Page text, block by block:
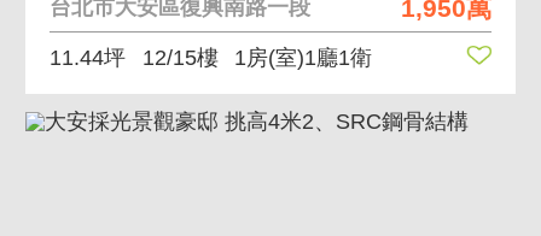
1,950萬
台北市大安區復興南路一段
11.44坪 12/15樓 1房(室)1廳1衛